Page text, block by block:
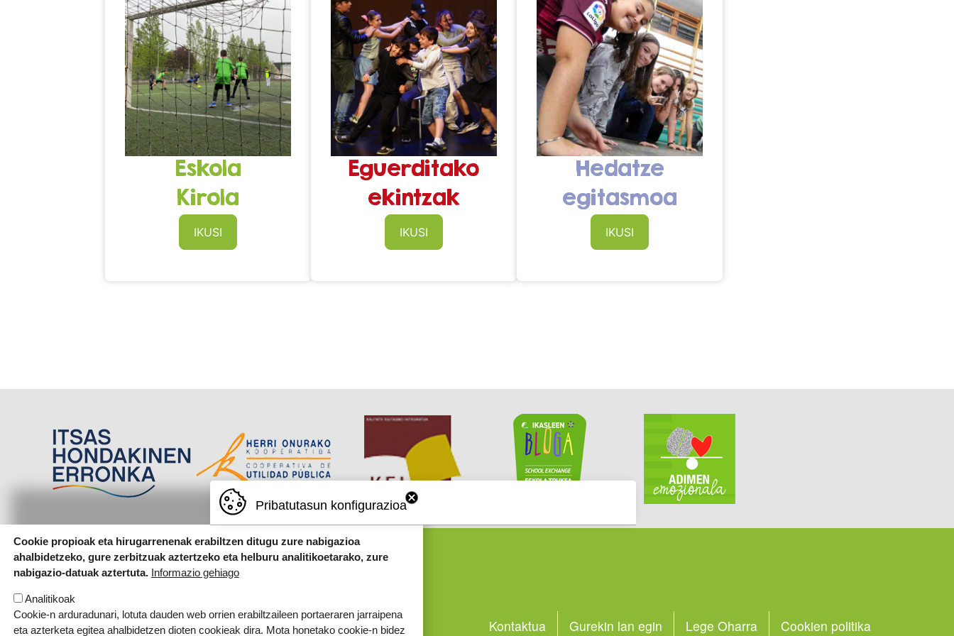
Eskola
Kirola
IKUSI
Eguerditako
ekintzak
IKUSI
Hedatze
egitasmoa
IKUSI
OINEKO MENUA
Kontaktua Gurekin lan egin Lege Oharra Cookien politika
Pribatutasun konfigurazioa
Cookie propioak eta hirugarrenenak erabiltzen ditugu zure nabigazioa
ahalbidetzeko, gure zerbitzuak aztertzeko eta helburu analitikoetarako, zure
nabigazio-datuak aztertuta. Informazio gehiago
Analitikoak
Cookie-n arduradunari, lotuta dauden web orrien erabiltzaileen portaeraren jarraipena
eta azterketa egitea ahalbidetzen dioten cookieak dira. Mota honetako cookie-n bidez